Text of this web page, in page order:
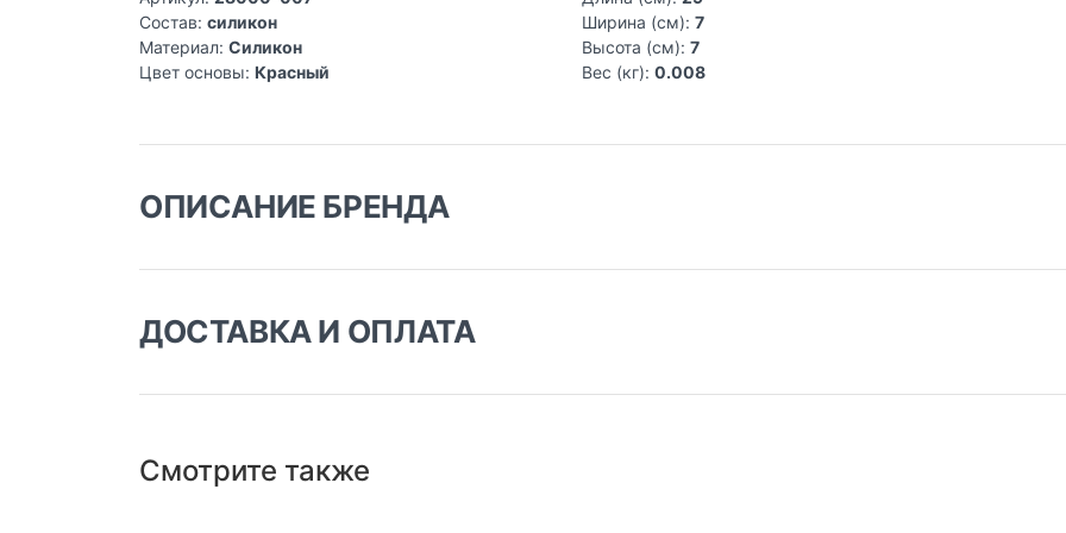
Состав: силикон
Материал: Силикон
Цвет основы: Красный
Ширина (см): 7
Высота (см): 7
Вес (кг): 0.008
ОПИСАНИЕ БРЕНДА
ДОСТАВКА И ОПЛАТА
В Москве и Московской области доставка
курьером до двери.
Смотрите также